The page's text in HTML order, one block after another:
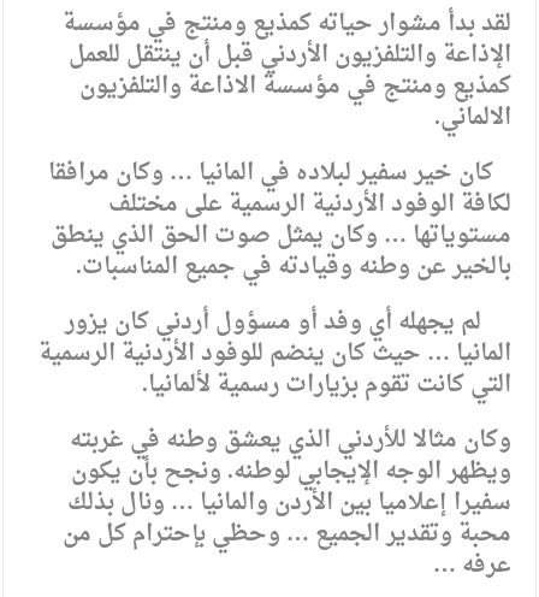
لقد بدأ مشوار حياته كمذيع ومنتج في مؤسسة
الإذاعة والتلفزيون الأردني قبل أن ينتقل للعمل
كمذيع ومنتج في مؤسسة الاذاعة والتلفزيون
الالماني.
كان خير سفير لبلاده في المانيا … وكان مرافقا
لكافة الوفود الأردنية الرسمية على مختلف
مستوياتها … وكان يمثل صوت الحق الذي ينطق
بالخير عن وطنه وقيادته في جميع المناسبات.
لم يجهله أي وفد أو مسؤول أردني كان يزور
المانيا … حيث كان ينضم للوفود الأردنية الرسمية
التي كانت تقوم بزيارات رسمية لألمانيا.
وكان مثالا للأردني الذي يعشق وطنه في غربته
ويظهر الوجه الإيجابي لوطنه. ونجح بأن يكون
سفيرا إعلاميا بين الأردن والمانيا … ونال بذلك
محبة وتقدير الجميع … وحظي بإحترام كل من
عرفه …